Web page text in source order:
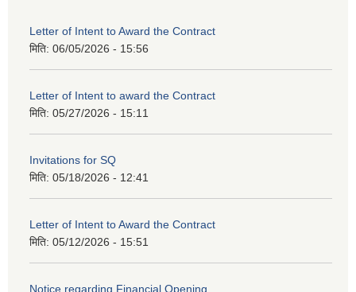
Letter of Intent to Award the Contract
मिति: 06/05/2026 - 15:56
Letter of Intent to award the Contract
मिति: 05/27/2026 - 15:11
Invitations for SQ
मिति: 05/18/2026 - 12:41
Letter of Intent to Award the Contract
मिति: 05/12/2026 - 15:51
Notice regarding Financial Opening